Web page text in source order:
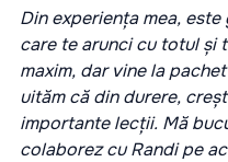
Din experiența mea,
care te arunci cu totul și
maxim, dar vine la
uităm că din durere,
importante lecții. Mă
colaborez cu Randi pe